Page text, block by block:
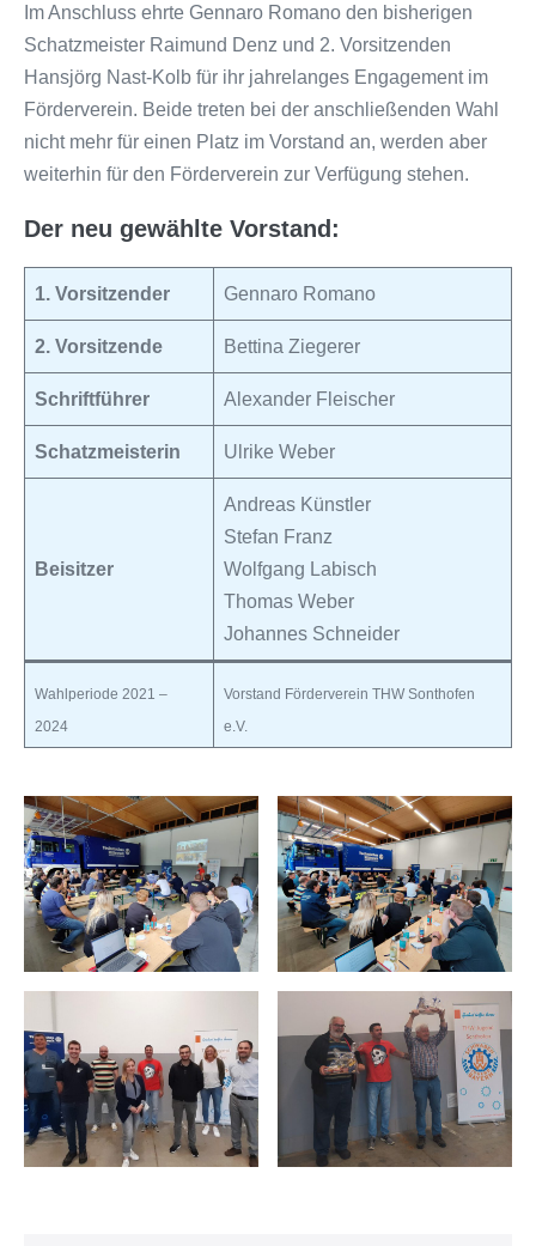
Im Anschluss ehrte Gennaro Romano den bisherigen
Schatzmeister Raimund Denz und 2. Vorsitzenden
Hansjörg Nast-Kolb für ihr jahrelanges Engagement im
Förderverein. Beide treten bei der anschließenden Wahl
nicht mehr für einen Platz im Vorstand an, werden aber
weiterhin für den Förderverein zur Verfügung stehen.
Der neu gewählte Vorstand:
1. Vorsitzender Gennaro Romano
2. Vorsitzende Bettina Ziegerer
Schriftführer Alexander Fleischer
Schatzmeisterin Ulrike Weber
Beisitzer
Andreas Künstler
Stefan Franz
Wolfgang Labisch
Thomas Weber
Johannes Schneider
Wahlperiode 2021 –
2024
Vorstand Förderverein THW Sonthofen
e.V.